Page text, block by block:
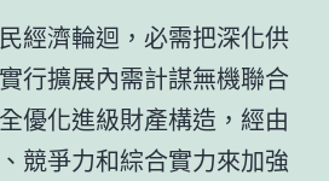
經濟輪迴，必需把深化供
行擴展內需計謀無機聯合
優化進級財產構造，經由
競爭力和綜合實力來加強